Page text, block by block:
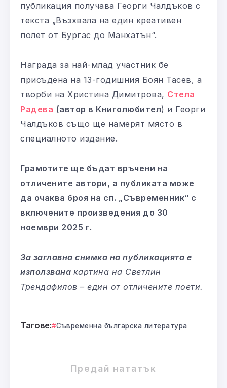
публикация получава Георги Чалдъков с
текста „Възхвала на един креативен
полет от Бургас до Манхатън“.
Награда за най-млад участник бе
присъдена на 13-годишния Боян Тасев, а
творби на Христина Димитрова, Стела
Радева (автор в Книголюбител) и Георги
Чалдъков също ще намерят място в
специалното издание.
Грамотите ще бъдат връчени на
отличените автори, а публиката може
да очаква броя на сп. „Съвременник“ с
включените произведения до 30
ноември 2025 г.
За заглавна снимка на публикацията е
използвана картина на Светлин
Трендафилов – един от отличените поети.
Тагове: Съвременна българска литература
Предай нататък